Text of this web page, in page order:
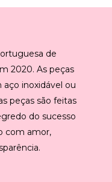
de
2020. As peças
inoxidável ou
peças são feitas
do sucesso
com amor,